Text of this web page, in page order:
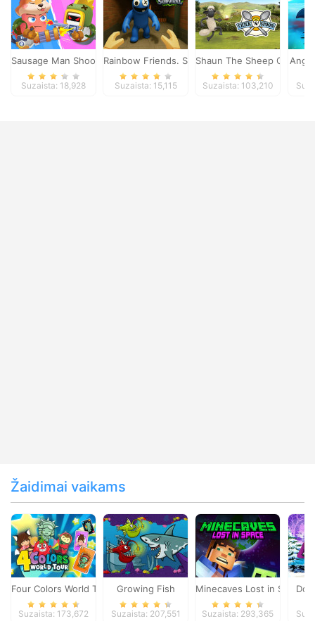
Sausage Man Shooting Adventure
Suzaista: 18,928
Rainbow Friends. Survival
Suzaista: 15,115
Shaun The Sheep Chick n
Suzaista: 103,210
Žaidimai vaikams
Four Colors World Tour
Suzaista: 173,672
Growing Fish
Suzaista: 207,551
Minecaves Lost in Space
Suzaista: 293,365